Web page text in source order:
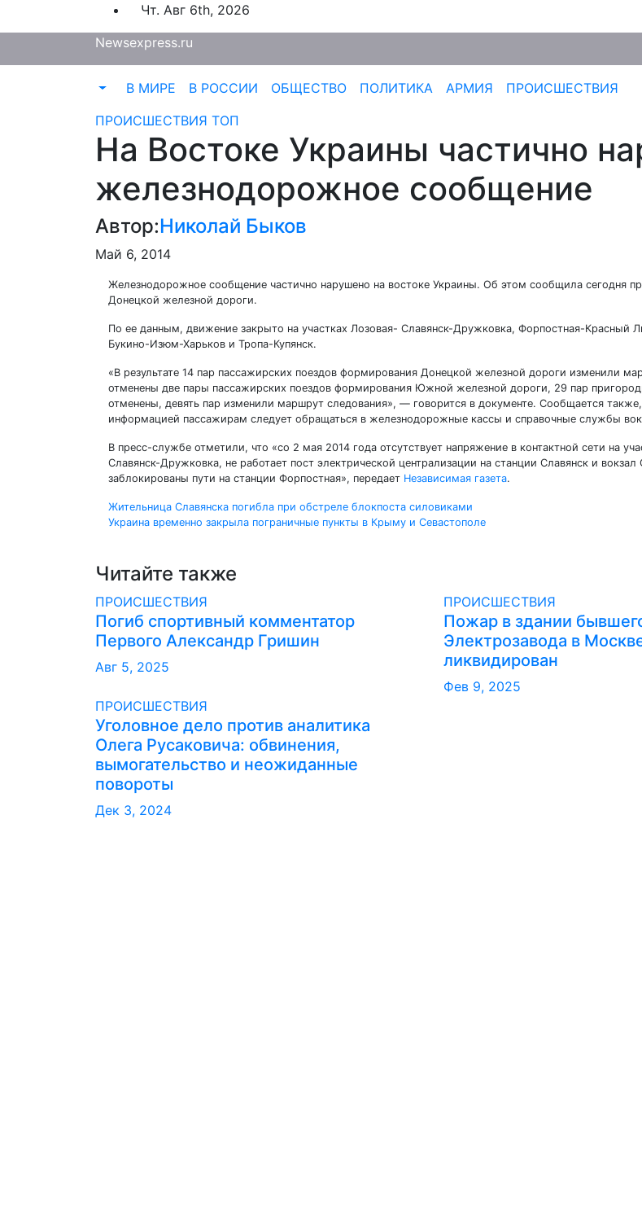
к
Чт. Авг 6th, 2026
Newsexpress.ru
В МИРЕ В РОССИИ ОБЩЕСТВО ПОЛИТИКА АРМИЯ
ПРОИСШЕСТВИЯ
ПРОИСШЕСТВИЯ ТОП
На Востоке Украины частично
железнодорожное сообщение
Автор:Николай Быков
Май 6, 2014
Железнодорожное сообщение частично нарушено на востоке Украины. Об этом сообщила сегодня
Донецкой железной дороги.
По ее данным, движение закрыто на участках Лозовая- Славянск-Дружковка, Форпостная-Красный
Букино-Изюм-Харьков и Тропа-Купянск.
«В результате 14 пар пассажирских поездов формирования Донецкой железной дороги изменили
отменены две пары пассажирских поездов формирования Южной железной дороги, 29 пар
отменены, девять пар изменили маршрут следования», — говорится в документе. Сообщается
информацией пассажирам следует обращаться в железнодорожные кассы и справочные службы
В пресс-службе отметили, что «со 2 мая 2014 года отсутствует напряжение в контактной сети на
Славянск-Дружковка, не работает пост электрической централизации на станции Славянск и вокзал
заблокированы пути на станции Форпостная», передает Независимая газета.
Навигация
записям
Жительница Славянска погибла при обстреле блокпоста силовиками
Украина временно закрыла пограничные пункты в Крыму и Севастополе
Читайте также
ПРОИСШЕСТВИЯ
Погиб спортивный комментатор
Первого Александр Гришин
Авг 5, 2025
ПРОИСШЕСТВИЯ
Пожар в здании
Электрозавода в
ликвидирован
Фев 9, 2025
ПРОИСШЕСТВИЯ
Уголовное дело против аналитика
Олега Русаковича: обвинения,
вымогательство и неожиданные
повороты
Дек 3, 2024